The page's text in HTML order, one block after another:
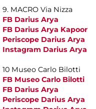
9. MACRO Via Nizza
FB Darius Arya
FB Darius Arya Kapoor
Periscope Darius Arya
Instagram Darius Arya
10 Museo Carlo Bilotti
FB Museo Carlo Bilotti
FB Darius Arya
Periscope Darius Arya